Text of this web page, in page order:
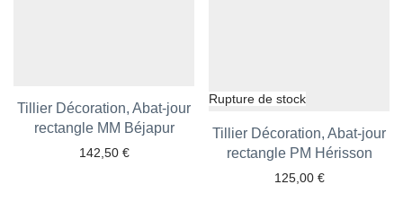
Tillier Décoration, Abat-jour
rectangle MM Béjapur
142,50 €
Ajouter aux favoris
Tillier Décoration, Abat-jour
rectangle PM Hérisson
125,00 €
Ajouter aux favoris